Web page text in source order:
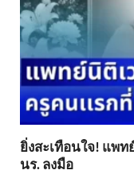
ยิ่งสะเทือนใจ! แพท
นร. ลงมือ